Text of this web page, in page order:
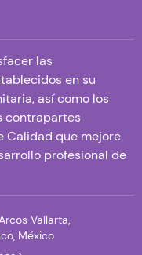
las
en su
así como los
contrapartes
Calidad que mejore
profesional de
Vallarta,
México